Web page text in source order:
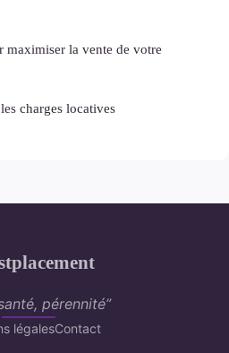
maximiser la vente de votre
charges locatives
pérennité”
légalesContact